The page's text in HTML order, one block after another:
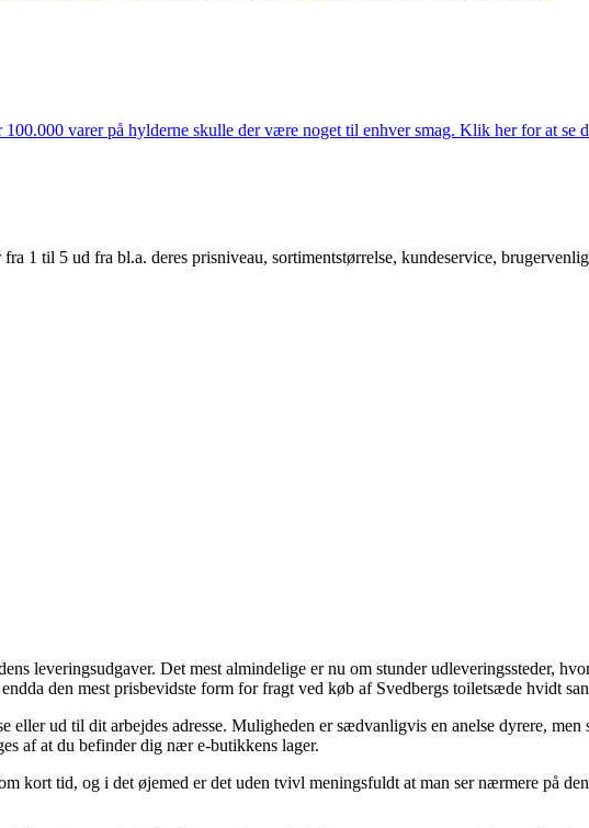
varer på hylderne skulle der være noget til enhver smag. Klik her for at se
1 til 5 ud fra bl.a. deres prisniveau, sortimentstørrelse, kundeservice,
leveringsudgaver. Det mest almindelige er nu om stunder udleveringssteder,
den mest prisbevidste form for fragt ved køb af Svedbergs toiletsæde hvidt
ud til dit arbejdes adresse. Muligheden er sædvanligvis en anelse dyrere,
af at du befinder dig nær e-butikkens lager.
kort tid, og i det øjemed er det uden tvivl meningsfuldt at man ser nærmere på